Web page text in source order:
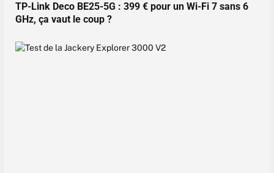
TP-Link Deco BE25-5G : 399 € pour un Wi-Fi 7 sans 6
GHz, ça vaut le coup ?